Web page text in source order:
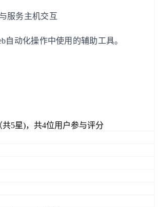
服务主机交互
自动化操作中使用的辅助工具。
共5星)，共4位用户参与评分